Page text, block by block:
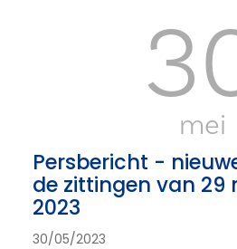
mei
Persbericht -
de zittingen van 29
2023
30/05/2023